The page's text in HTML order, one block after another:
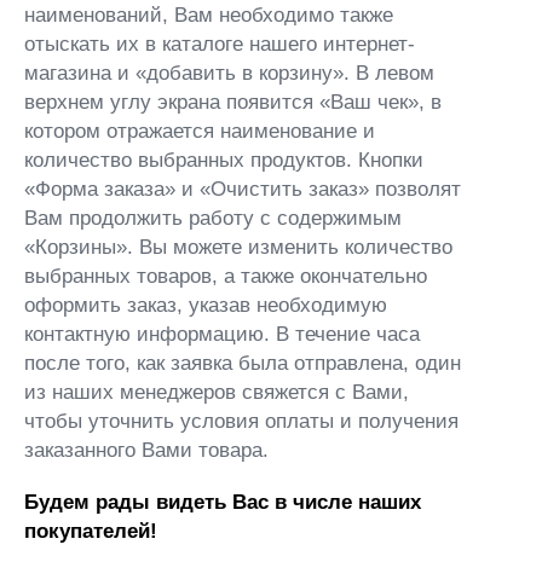
наименований, Вам необходимо также
отыскать их в каталоге нашего интернет-
магазина и «добавить в корзину». В левом
верхнем углу экрана появится «Ваш чек», в
котором отражается наименование и
количество выбранных продуктов. Кнопки
«Форма заказа» и «Очистить заказ» позволят
Вам продолжить работу с содержимым
«Корзины». Вы можете изменить количество
выбранных товаров, а также окончательно
оформить заказ, указав необходимую
контактную информацию. В течение часа
после того, как заявка была отправлена, один
из наших менеджеров свяжется с Вами,
чтобы уточнить условия оплаты и получения
заказанного Вами товара.
Будем рады видеть Вас в числе наших
покупателей!